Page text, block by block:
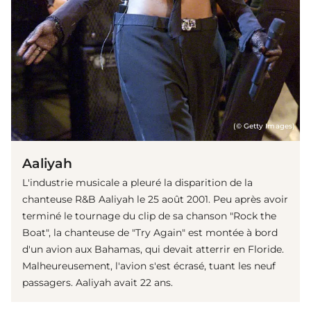
(© Getty Images)
Aaliyah
L'industrie musicale a pleuré la disparition de la
chanteuse R&B Aaliyah le 25 août 2001. Peu après avoir
terminé le tournage du clip de sa chanson "Rock the
Boat", la chanteuse de "Try Again" est montée à bord
d'un avion aux Bahamas, qui devait atterrir en Floride.
Malheureusement, l'avion s'est écrasé, tuant les neuf
passagers. Aaliyah avait 22 ans.